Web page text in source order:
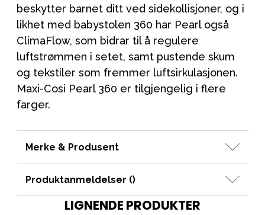
beskytter barnet ditt ved sidekollisjoner, og i
likhet med babystolen 360 har Pearl også
ClimaFlow, som bidrar til å regulere
luftstrømmen i setet, samt pustende skum
og tekstiler som fremmer luftsirkulasjonen.
Maxi-Cosi Pearl 360 er tilgjengelig i flere
farger.
Merke & Produsent
Produktanmeldelser ()
LIGNENDE PRODUKTER